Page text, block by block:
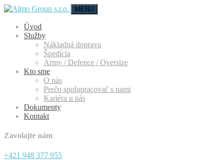
MENU
Úvod
Služby
Nákladná doprava
Špedícia
Army / Defence / Oversize
Kto sme
O nás
Prečo spolupracovať s nami
Kariéra u nás
Dokumenty
Kontakt
Zavolajte nám
+421 948 377 955